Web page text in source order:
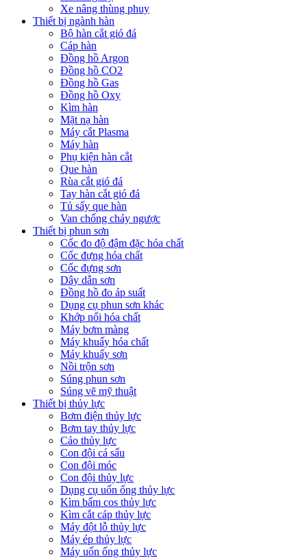
Xe nâng thùng phuy
Thiết bị ngành hàn
Bộ hàn cắt gió đá
Cáp hàn
Đồng hồ Argon
Đồng hồ CO2
Đồng hồ Gas
Đồng hồ Oxy
Kìm hàn
Mặt nạ hàn
Máy cắt Plasma
Máy hàn
Phụ kiện hàn cắt
Que hàn
Rùa cắt gió đá
Tay hàn cắt gió đá
Tủ sấy que hàn
Van chống cháy ngược
Thiết bị phun sơn
Cốc đo độ đậm đặc hóa chất
Cốc đựng hóa chất
Cốc đựng sơn
Dây dẫn sơn
Đồng hồ đo áp suất
Dụng cụ phun sơn khác
Khớp nối hóa chất
Máy bơm màng
Máy khuấy hóa chất
Máy khuấy sơn
Nồi trộn sơn
Súng phun sơn
Súng vẽ mỹ thuật
Thiết bị thủy lực
Bơm điện thủy lực
Bơm tay thủy lực
Cảo thủy lực
Con đội cá sấu
Con đội móc
Con đội thủy lực
Dụng cụ uốn ống thủy lực
Kìm bấm cos thủy lực
Kìm cắt cáp thủy lực
Máy đột lỗ thủy lực
Máy ép thủy lực
Máy uốn ống thủy lực